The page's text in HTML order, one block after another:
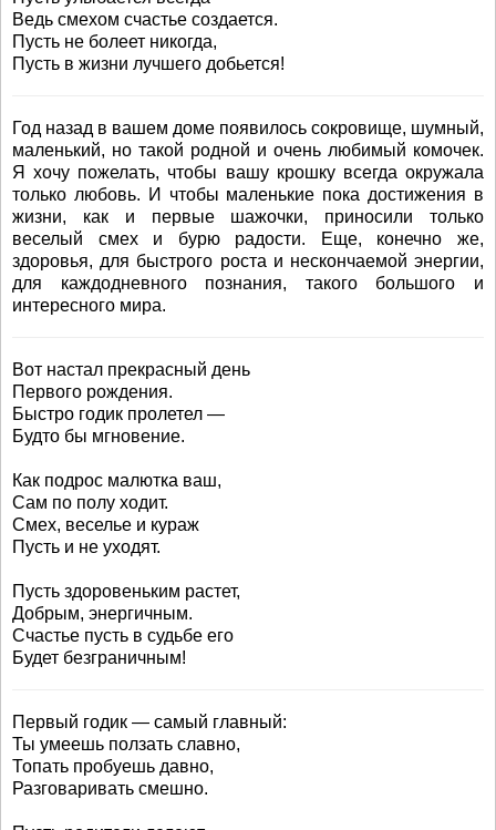
Ведь смехом счастье создается.
Пусть не болеет никогда,
Пусть в жизни лучшего добьется!
Год назад в вашем доме появилось сокровище, шумный,
маленький, но такой родной и очень любимый комочек.
Я хочу пожелать, чтобы вашу крошку всегда окружала
только любовь. И чтобы маленькие пока достижения в
жизни, как и первые шажочки, приносили только
веселый смех и бурю радости. Еще, конечно же,
здоровья, для быстрого роста и нескончаемой энергии,
для каждодневного познания, такого большого и
интересного мира.
Вот настал прекрасный день
Первого рождения.
Быстро годик пролетел —
Будто бы мгновение.
Как подрос малютка ваш,
Сам по полу ходит.
Смех, веселье и кураж
Пусть и не уходят.
Пусть здоровеньким растет,
Добрым, энергичным.
Счастье пусть в судьбе его
Будет безграничным!
Первый годик — самый главный:
Ты умеешь ползать славно,
Топать пробуешь давно,
Разговаривать смешно.